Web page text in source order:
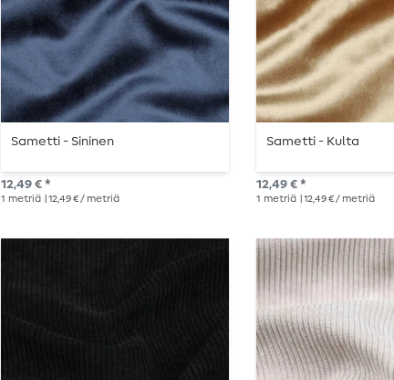
Sametti - Sininen
12,49 € *
1 metriä | 12,49 € / metriä
Sametti - Kulta
12,49 € *
1 metriä | 12,49 € / metriä